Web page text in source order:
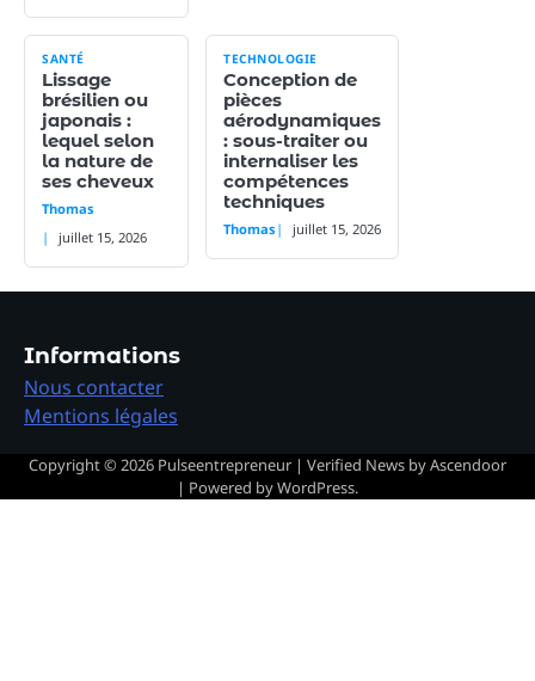
SANTÉ
Lissage
brésilien ou
japonais :
lequel selon
la nature de
ses cheveux
Thomas
juillet 15, 2026
TECHNOLOGIE
Conception de
pièces
aérodynamiques
: sous-traiter ou
internaliser les
compétences
techniques
Thomas juillet 15, 2026
Informations
Nous contacter
Mentions légales
Copyright © 2026 Pulseentrepreneur | Verified News byAscendoor
| Powered byWordPress.